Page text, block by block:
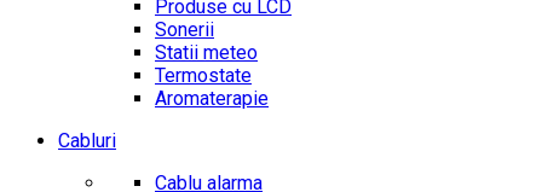
Produse cu LCD
Sonerii
Statii meteo
Termostate
Aromaterapie
Cabluri
Cablu alarma